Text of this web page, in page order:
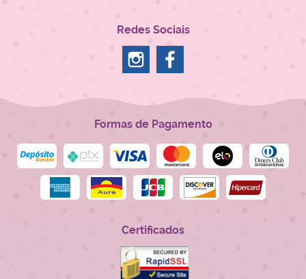
Redes Sociais
Formas de Pagamento
Certificados